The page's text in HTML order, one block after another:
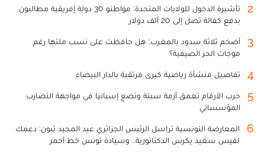
2
تأشيرة الدخول للولايات المتحدة: مواطنو 30 دولة إفريقية مطالبون
بدفع كفالة تصل إلى 20 ألف دولار
3
أضخم ثلاثة سدود بالمغرب: هل حافظت على نسب ملئها رغم
موجات الحر الصيفية؟
4 تفاصيل منشأة رياضية كبرى مرتقبة بالدار البيضاء
5
حرب الأرقام تعمق أزمة سبتة وتضع إسبانيا في مواجهة التضارب
المؤسساتي
6
المعارضة التونسية تراسل الرئيس الجزائري عبد المجيد تبون: دعمك
لقيس سعيد يكرس الدكتاتورية.. وسيادة تونس خط أحمر